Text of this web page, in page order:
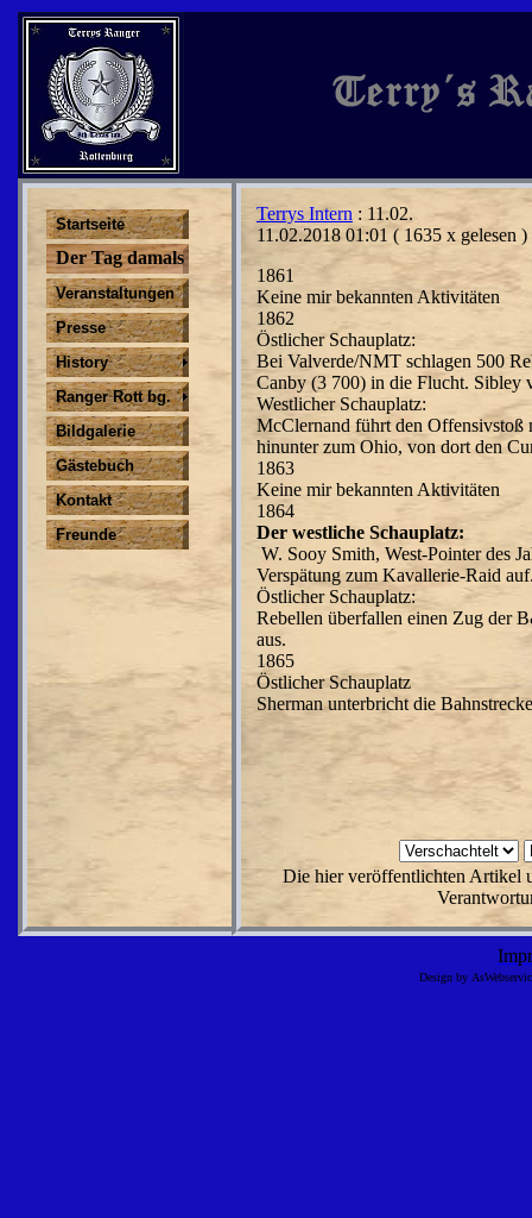
Startseite
Der Tag damals
Veranstaltungen
Presse
History
Ranger Rott bg.
Bildgalerie
Gästebuch
Kontakt
Freunde
Terrys Intern : 11.02.
11.02.2018 01:01 ( 1635 x gelesen )
1861
Keine mir bekannten Aktivitäten
1862
Östlicher Schauplatz:
Bei Valverde/NMT schlagen 500
Canby (3 700) in die Flucht. Sibley
Westlicher Schauplatz:
McClernand führt den Offensivstoß
hinunter zum Ohio, von dort den
1863
Keine mir bekannten Aktivitäten
1864
Der westliche Schauplatz:
W. Sooy Smith, West-Pointer des
Verspätung zum Kavallerie-Raid
Östlicher Schauplatz:
Rebellen überfallen einen Zug der
aus.
1865
Östlicher Schauplatz
Sherman unterbricht die
Die hier veröffentlichten Artikel
Design by